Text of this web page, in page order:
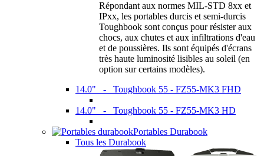
Répondant aux normes MIL-STD 8xx et
IPxx, les portables durcis et semi-durcis
Toughbook sont conçus pour résister aux
chocs, aux chutes et aux infiltrations d'eau
et de poussières. Ils sont équipés d'écrans
très haute luminosité lisibles au soleil (en
option sur certains modèles).
14.0" - Toughbook 55 - FZ55-MK3 FHD
14.0" - Toughbook 55 - FZ55-MK3 HD
Portables Durabook
Tous les Durabook